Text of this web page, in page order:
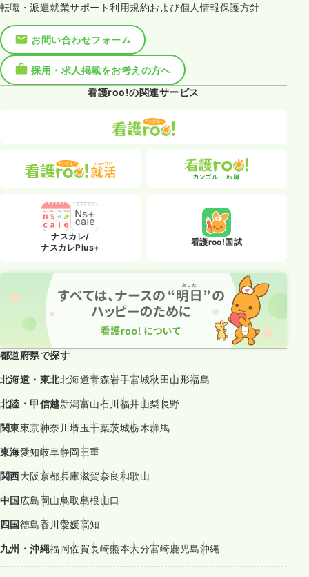
転職・派遣就業サポート利用規約および個人情報保護方針
お問い合わせフォーム
採用・求人掲載をお考えの方へ
看護roo!の関連サービス
ナスカレ/
ナスカレPlus+
看護roo!国試
都道府県で探す
北海道・東北北海道青森岩手宮城秋田山形福島
北陸・甲信越新潟富山石川福井山梨長野
関東東京神奈川埼玉千葉茨城栃木群馬
東海愛知岐阜静岡三重
関西大阪京都兵庫滋賀奈良和歌山
中国広島岡山鳥取島根山口
四国徳島香川愛媛高知
九州・沖縄福岡佐賀長崎熊本大分宮崎鹿児島沖縄